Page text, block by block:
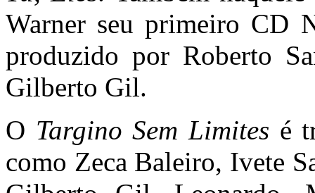
Warner seu primeiro CD
produzido por Roberto
Gilberto Gil.
O Targino Sem Limites é
como Zeca Baleiro, Ivete